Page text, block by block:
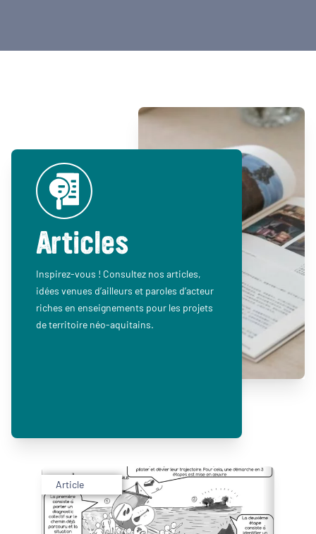
Articles
Inspirez-vous ! Consultez nos articles,
idées venues d’ailleurs et paroles d’acteur
riches en enseignements pour les projets
de territoire néo-aquitains.
Article